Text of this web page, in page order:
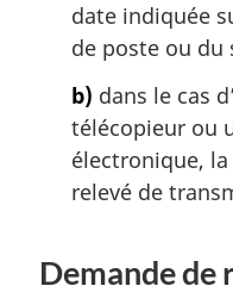
date indiquée
de poste ou du
b) dans le cas
télécopieur ou
électronique,
relevé de
Demande de